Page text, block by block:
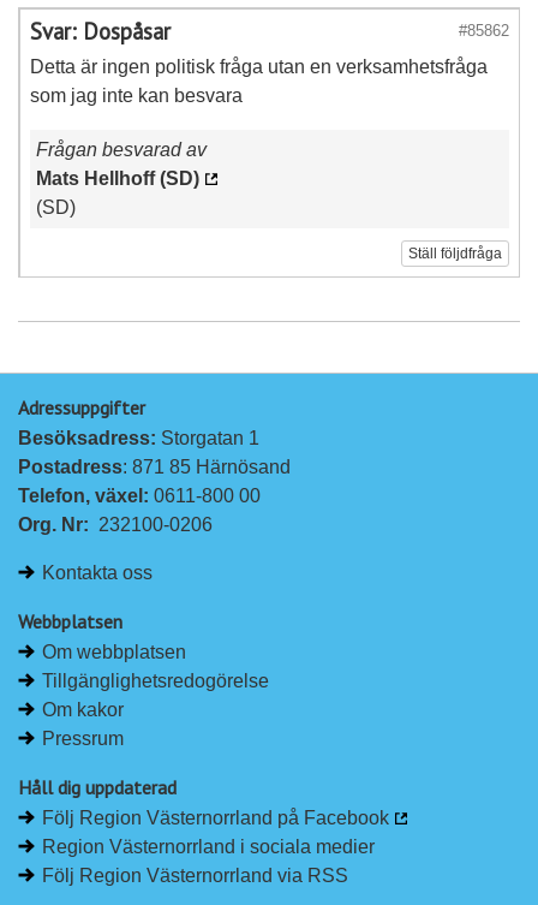
#85862
Svar: Dospåsar
Detta är ingen politisk fråga utan en verksamhetsfråga
som jag inte kan besvara
Frågan besvarad av
Mats Hellhoff (SD)
(SD)
Ställ följdfråga
Adressuppgifter
Besöksadress: Storgatan 1
Postadress: 871 85 Härnösand
Telefon, växel: 0611-800 00
Org. Nr: 232100-0206
Kontakta oss
Webbplatsen
Om webbplatsen
Tillgänglighetsredogörelse
Om kakor
Pressrum
Håll dig uppdaterad
Följ Region Västernorrland på Facebook
Region Västernorrland i sociala medier
Följ Region Västernorrland via RSS